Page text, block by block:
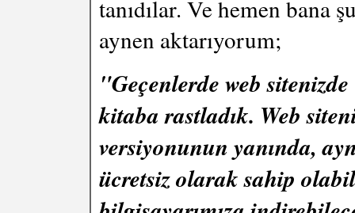
tanıdılar. Ve hemen bana
aynen aktarıyorum;
"Geçenlerde web
kitaba rastladık. Web
versiyonunun yanında,
ücretsiz olarak sahip